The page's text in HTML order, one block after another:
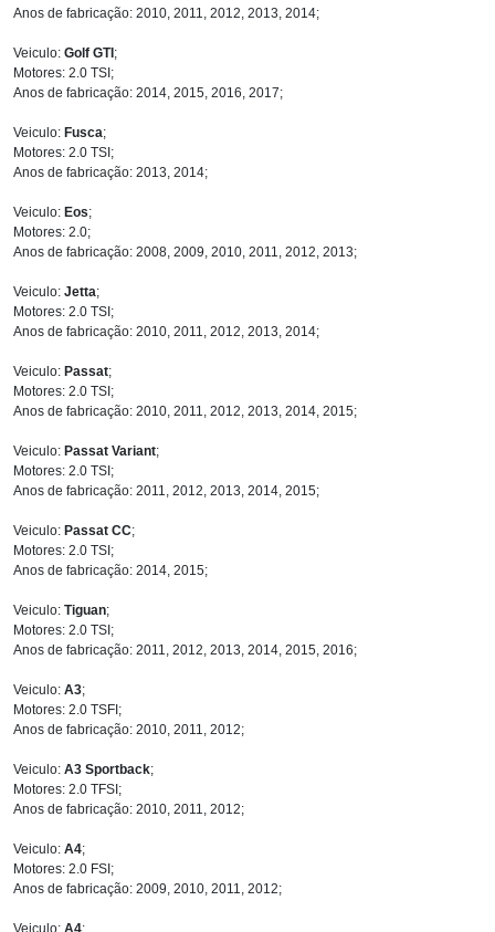
Anos de fabricação: 2010, 2011, 2012, 2013, 2014;
Veiculo: Golf GTI;
Motores: 2.0 TSI;
Anos de fabricação: 2014, 2015, 2016, 2017;
Veiculo: Fusca;
Motores: 2.0 TSI;
Anos de fabricação: 2013, 2014;
Veiculo: Eos;
Motores: 2.0;
Anos de fabricação: 2008, 2009, 2010, 2011, 2012, 2013;
Veiculo: Jetta;
Motores: 2.0 TSI;
Anos de fabricação: 2010, 2011, 2012, 2013, 2014;
Veiculo: Passat;
Motores: 2.0 TSI;
Anos de fabricação: 2010, 2011, 2012, 2013, 2014, 2015;
Veiculo: Passat Variant;
Motores: 2.0 TSI;
Anos de fabricação: 2011, 2012, 2013, 2014, 2015;
Veiculo: Passat CC;
Motores: 2.0 TSI;
Anos de fabricação: 2014, 2015;
Veiculo: Tiguan;
Motores: 2.0 TSI;
Anos de fabricação: 2011, 2012, 2013, 2014, 2015, 2016;
Veiculo: A3;
Motores: 2.0 TSFI;
Anos de fabricação: 2010, 2011, 2012;
Veiculo: A3 Sportback;
Motores: 2.0 TFSI;
Anos de fabricação: 2010, 2011, 2012;
Veiculo: A4;
Motores: 2.0 FSI;
Anos de fabricação: 2009, 2010, 2011, 2012;
Veiculo: A4;